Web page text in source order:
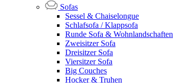
Sofas
Sessel & Chaiselongue
Schlafsofa / Klappsofa
Runde Sofa & Wohnlandschaften
Zweisitzer Sofa
Dreisitzer Sofa
Viersitzer Sofa
Big Couches
Hocker & Truhen